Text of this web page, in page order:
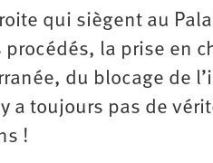
qui siègent au
la prise en
du blocage de
a toujours pas de
!